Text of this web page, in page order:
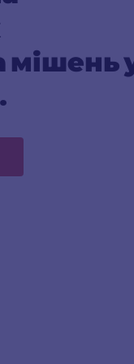
мішень